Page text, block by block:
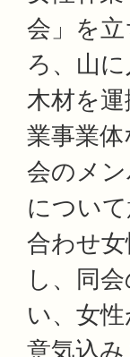
会」を
ろ、山
木材を
業事業
会のメ
につい
合わせ
し、同
い、女
意気込み